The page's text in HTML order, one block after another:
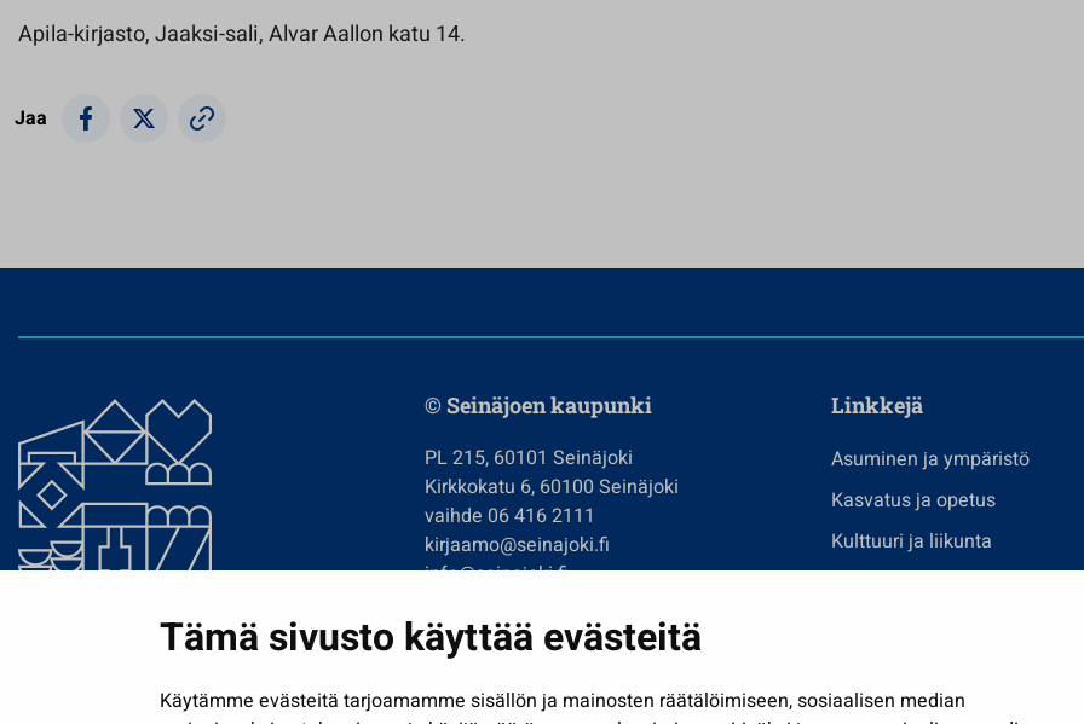
Tämä sivusto käyttää evästeitä
Käytämme evästeitä tarjoamamme sisällön ja mainosten räätälöimiseen, sosiaalisen median
Apila-kirjasto, Jaaksi-sali, Alvar Aallon katu 14.
Jaa
© Seinäjoen kaupunki
PL 215, 60101 Seinäjoki
Kirkkokatu 6, 60100 Seinäjoki
vaihde 06 416 2111
kirjaamo@seinajoki.fi
info@seinajoki.fi
Tilaa uutiskirje
Linkkejä
Asuminen ja ympäristö
Kasvatus ja opetus
Kulttuuri ja liikunta
Näytä omat